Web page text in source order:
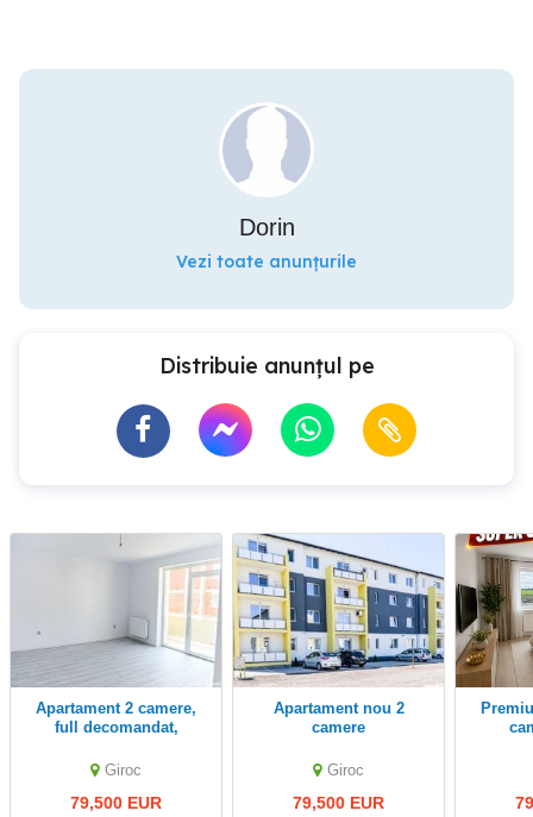
Dorin
Vezi toate anunțurile
Distribuie anunțul pe
Apartament 2 camere,
full decomandat,
Giroc
79,500 EUR
Apartament nou 2
camere
Giroc
79,500 EUR
Premium residence, 2